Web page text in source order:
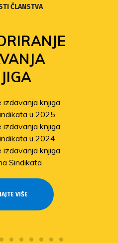
ČLANSTVA
izdavanja knjiga
u 2025.
izdavanja knjiga
u 2024.
izdavanja knjiga
Sindikata
VIŠE